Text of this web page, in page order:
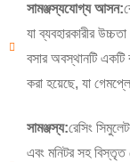
সামঞ্জস্যযোগ্য আসন:
যা ব্যবহারকারীর
বসার অবস্থানটি
করা হয়েছে, যা
সামঞ্জস্য:রেসিং
এবং মনিটর সহ বিস্তৃত
একটি অনুরোধ জমা দিন